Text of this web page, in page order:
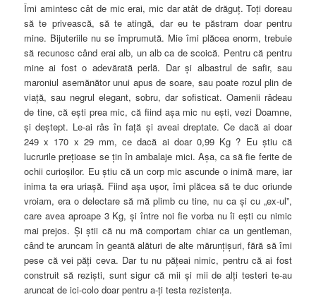
Îmi amintesc cât de mic erai, mic dar atât de drăguţ. Toţi doreau
să te privească, să te atingă, dar eu te păstram doar pentru
mine. Bijuteriile nu se împrumută. Mie îmi plăcea enorm, trebuie
să recunosc când erai alb, un alb ca de scoică. Pentru că pentru
mine ai fost o adevărată perlă. Dar şi albastrul de safir, sau
maroniul asemănător unui apus de soare, sau poate rozul plin de
viaţă, sau negrul elegant, sobru, dar sofisticat. Oamenii râdeau
de tine, că eşti prea mic, că fiind aşa mic nu eşti, vezi Doamne,
şi deştept. Le-ai râs în faţă şi aveai dreptate. Ce dacă ai doar
249 x 170 x 29 mm, ce dacă ai doar 0,99 Kg ? Eu ştiu că
lucrurile preţioase se ţin în ambalaje mici. Aşa, ca să fie ferite de
ochii curioşilor. Eu ştiu că un corp mic ascunde o inimă mare, iar
inima ta era uriaşă. Fiind aşa uşor, îmi plăcea să te duc oriunde
vroiam, era o delectare să mă plimb cu tine, nu ca şi cu „ex-ul”,
care avea aproape 3 Kg, şi între noi fie vorba nu îi eşti cu nimic
mai prejos. Şi ştii că nu mă comportam chiar ca un gentleman,
când te aruncam în geantă alături de alte mărunţişuri, fără să îmi
pese că vei păţi ceva. Dar tu nu păţeai nimic, pentru că ai fost
construit să rezişti, sunt sigur că mii şi mii de alţi testeri te-au
aruncat de ici-colo doar pentru a-ţi testa rezistenţa.